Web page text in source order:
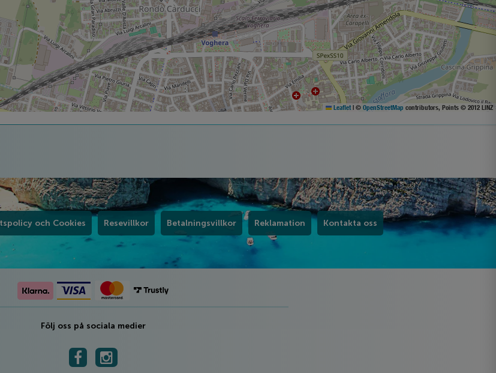
Leaflet | © OpenStreetMap contributors, Points © 2012 LINZ
och Cookies Resevillkor Betalningsvillkor Reklamation Kontakta oss
Följ oss på sociala medier